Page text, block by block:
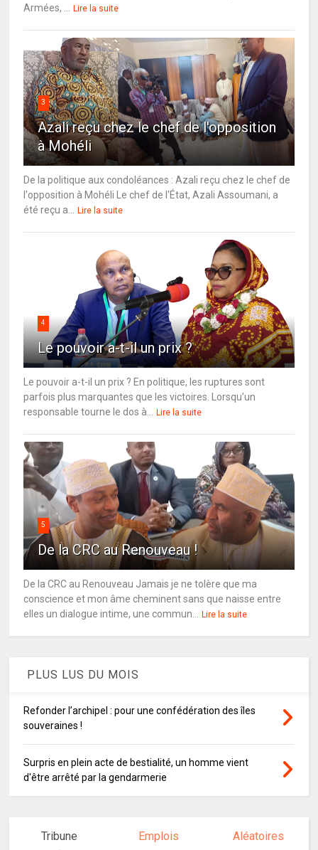
Armées, ... Lire la suite
3
Azali reçu chez le chef de l'opposition
à Mohéli
De la politique aux condoléances : Azali reçu chez le chef de
l'opposition à Mohéli Le chef de l'État, Azali Assoumani, a
été reçu a... Lire la suite
4
Le pouvoir a-t-il un prix ?
Le pouvoir a-t-il un prix ? En politique, les ruptures sont
parfois plus marquantes que les victoires. Lorsqu’un
responsable tourne le dos à... Lire la suite
5
De la CRC au Renouveau !
De la CRC au Renouveau Jamais je ne tolère que ma
conscience et mon âme cheminent sans que naisse entre
elles un dialogue intime, une commun... Lire la suite
PLUS LUS DU MOIS
Refonder l’archipel : pour une confédération des îles
souveraines !
Surpris en plein acte de bestialité, un homme vient
d'être arrêté par la gendarmerie
Tribune Emplois Aléatoires